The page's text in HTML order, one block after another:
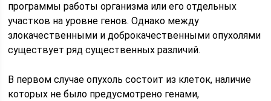
программы работы организма или его отдельных
участков на уровне генов. Однако между
злокачественными и доброкачественными опухолями
существует ряд существенных различий.
В первом случае опухоль состоит из клеток, наличие
которых не было предусмотрено генами,